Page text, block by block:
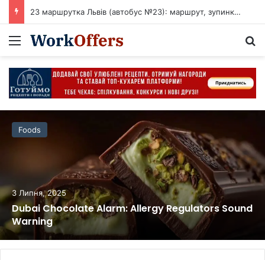
23 маршрутка Львів (автобус №23): маршрут, зупинки, розклад
Menu
Foods
3 Липня, 2025
Dubai Chocolate Alarm: Allergy Regulators Sound
Warning